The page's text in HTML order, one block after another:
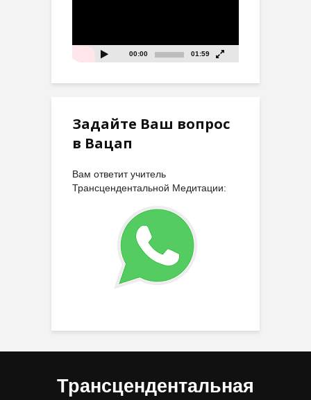
00:00 01:59
Задайте Ваш вопрос
в Вацап
Вам ответит учитель
Трансцендентальной Медитации:
Трансцендентальная